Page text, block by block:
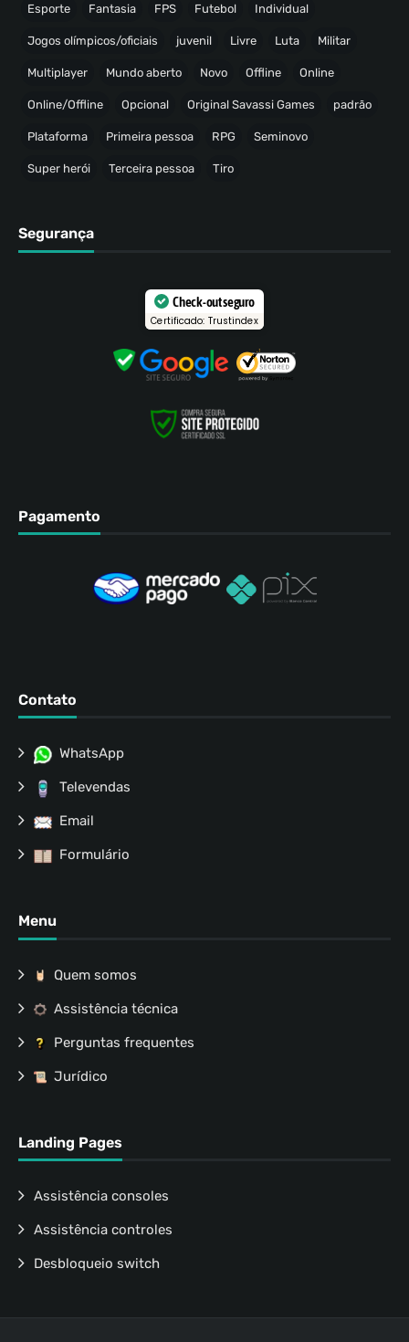
Esporte Fantasia FPS Futebol Individual
Jogos olímpicos/oficiais juvenil Livre Luta Militar
Multiplayer Mundo aberto Novo Offline Online
Online/Offline Opcional Original Savassi Games padrão
Plataforma Primeira pessoa RPG Seminovo
Super herói Terceira pessoa Tiro
Segurança
Check-out seguro
Certificado: Trustindex
Pagamento
Contato
WhatsApp
Televendas
Email
Formulário
Menu
Quem somos
Assistência técnica
Perguntas frequentes
Jurídico
Landing Pages
Assistência consoles
Assistência controles
Desbloqueio switch